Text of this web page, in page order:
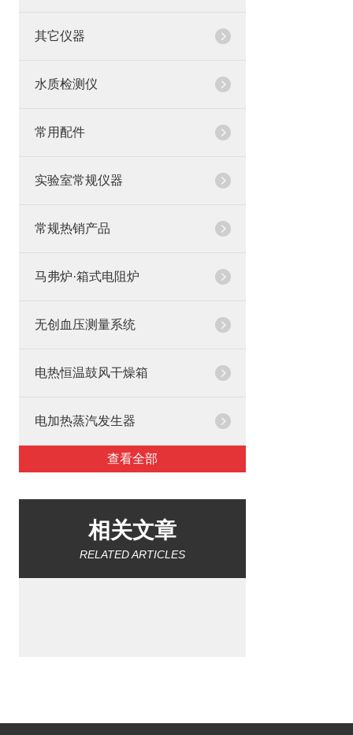
其它仪器
水质检测仪
常用配件
实验室常规仪器
常规热销产品
马弗炉·箱式电阻炉
无创血压测量系统
电热恒温鼓风干燥箱
电加热蒸汽发生器
查看全部
相关文章
RELATED ARTICLES